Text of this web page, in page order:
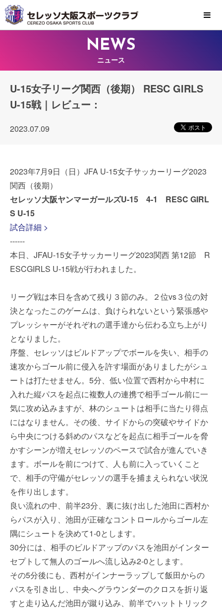
MENU
NEWS
ニュース
U-15女子リーグ関西（後期） RESC GIRLS
U-15戦｜レビュー：
2023.07.09
2023年7月9日（日）JFA U-15女子サッカーリーグ2023
関西（後期）
セレッソ大阪ヤンマーガールズU-15 4-1 RESC GIRL
S U-15
試合詳細 >
------
本日、JFAU-15女子サッカーリーグ2023関西 第12節 R
ESCGIRLS U-15戦が行われました。
リーグ戦は本日を含めて残り３節のみ。２位vs３位の対
決となったこのゲームは、負けられないという緊張感や
プレッシャーがそれぞれの選手達から伝わる立ち上がり
となりました。
序盤、セレッソはビルドアップでボールを失い、相手の
速攻からゴール前に侵入を許す場面がありましたがシュ
ートは打たせません。5分、低い位置で西村から中村に
入れた縦パスを起点に複数人の連携で相手ゴール前に一
気に攻め込みますが、林のシュートは相手に当たり得点
にはなりません。その後、サイドからの突破やサイドか
ら中央につける斜めのパスなどを起点に相手ゴールを脅
かすシーンが増えセレッソのペースで試合が進んでいき
ます。ボールを前につけて、人も前に入っていくこと
で、相手の守備がセレッソの選手を捕まえられない状況
を作り出します。
良い流れの中、前半23分、裏に抜け出した池田に西村か
らパスが入り、池田が正確なコントロールからゴール左
隅にシュートを決めて1-0とします。
30分には、相手のビルドアップのパスを池田がインター
セプトして無人のゴールへ流し込み2-0とします。
その5分後にも、西村がインナーラップして飯田からの
パスを引き出し、中央へグラウンダーのクロスを折り返
すと走り込んだ池田が蹴り込み、前半でハットトリック